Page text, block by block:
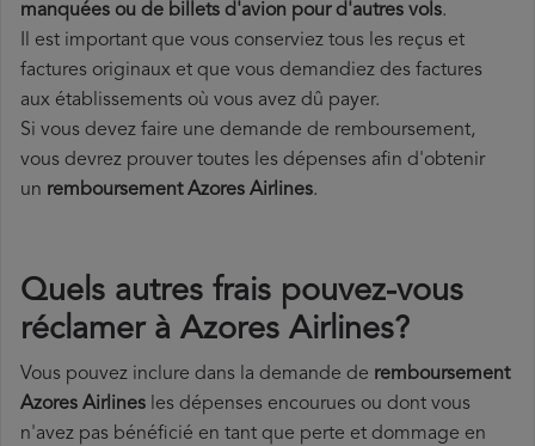
manquées ou de billets d'avion pour d'autres vols.
Il est important que vous conserviez tous les reçus et
factures originaux et que vous demandiez des factures
aux établissements où vous avez dû payer.
Si vous devez faire une demande de remboursement,
vous devrez prouver toutes les dépenses afin d'obtenir
un remboursement Azores Airlines.
Quels autres frais pouvez-vous
réclamer à Azores Airlines?
Vous pouvez inclure dans la demande de remboursement
Azores Airlines les dépenses encourues ou dont vous
n'avez pas bénéficié en tant que perte et dommage en